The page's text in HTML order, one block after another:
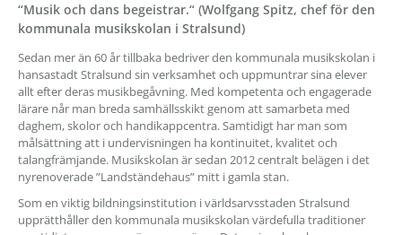
“Musik och dans begeistrar.“ (Wolfgang Spitz, chef för den
kommunala musikskolan i Stralsund)
Sedan mer än 60 år tillbaka bedriver den kommunala musikskolan i
hansastadt Stralsund sin verksamhet och uppmuntrar sina elever
allt efter deras musikbegåvning. Med kompetenta och engagerade
lärare når man breda samhällsskikt genom att samarbeta med
daghem, skolor och handikappcentra. Samtidigt har man som
målsättning att i undervisningen ha kontinuitet, kvalitet och
talangfrämjande. Musikskolan är sedan 2012 centralt belägen i det
nyrenoverade ”Landständehaus” mitt i gamla stan.
Som en viktig bildningsinstitution i världsarvsstaden Stralsund
upprätthåller den kommunala musikskolan värdefulla traditioner